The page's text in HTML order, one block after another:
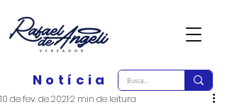
Notícia
10 de fev. de 20212 min de leitura